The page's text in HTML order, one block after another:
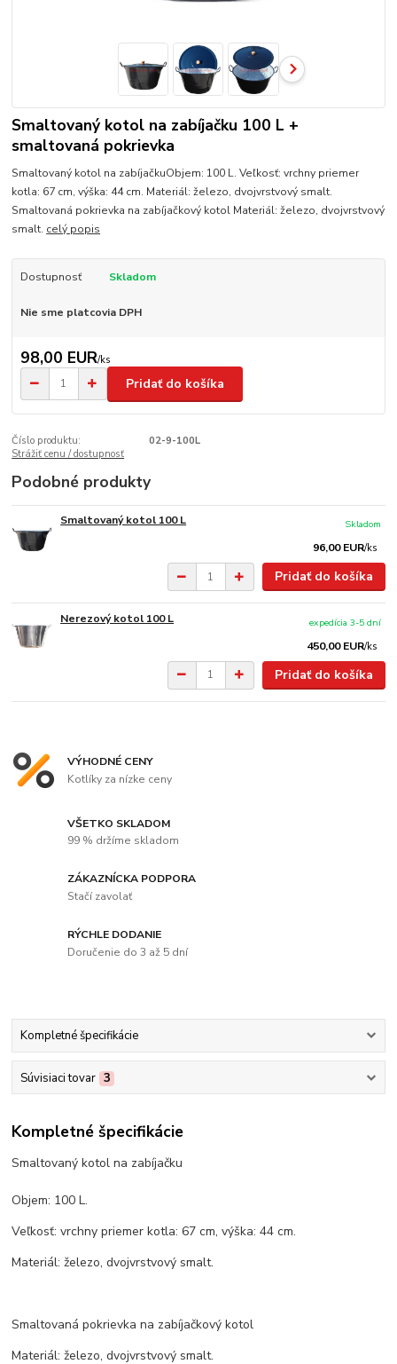
Smaltovaný kotol na zabíjačku 100 L +
smaltovaná pokrievka
Smaltovaný kotol na zabíjačkuObjem: 100 L. Veľkosť: vrchny priemer
kotla: 67 cm, výška: 44 cm. Materiál: železo, dvojvrstvový smalt.
Smaltovaná pokrievka na zabíjačkový kotol Materiál: železo, dvojvrstvový
smalt. celý popis
Dostupnosť Skladom
Nie sme platcovia DPH
98,00 EUR/ks
Pridať do košíka
Číslo produktu:
02-9-100L
Strážiť cenu / dostupnosť
Podobné produkty
Smaltovaný kotol 100 L
96,00 EUR/ks
Skladom
Pridať do košíka
Nerezový kotol 100 L
450,00 EUR/ks
expedícia 3-5 dní
Pridať do košíka
VÝHODNÉ CENY
Kotlíky za nízke ceny
VŠETKO SKLADOM
99 % držíme skladom
ZÁKAZNÍCKA PODPORA
Stačí zavolať
RÝCHLE DODANIE
Doručenie do 3 až 5 dní
Kompletné špecifikácie
Súvisiaci tovar 3
Kompletné špecifikácie
Smaltovaný kotol na zabíjačku
Objem: 100 L.
Veľkosť: vrchny priemer kotla: 67 cm, výška: 44 cm.
Materiál: železo, dvojvrstvový smalt.
Smaltovaná pokrievka na zabíjačkový kotol
Materiál: železo, dvojvrstvový smalt.